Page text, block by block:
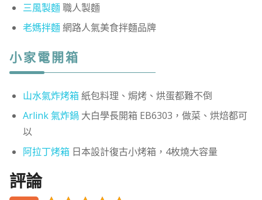
三風製麵職人製麵
老媽拌麵網路人氣美食拌麵品牌
小家電開箱
山水氣炸烤箱紙包料理、焗烤、烘蛋都難不倒
Arlink 氣炸鍋 大白學長開箱 EB6303，做菜、烘焙都可
以
阿拉丁烤箱日本設計復古小烤箱，4枚燒大容量
評論